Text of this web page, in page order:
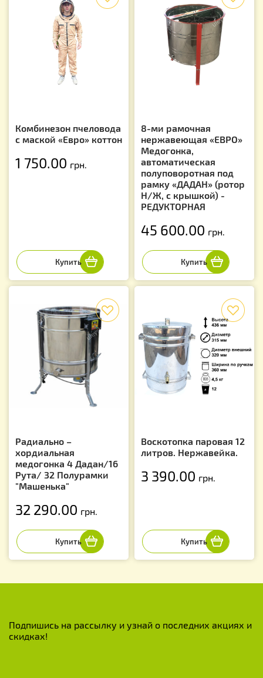
Комбинезон пчеловода
с маской «Евро» коттон
1 750.00 грн.
8-ми рамочная
нержавеющая «ЕВРО»
Медогонка,
автоматическая
полуповоротная под
рамку «ДАДАН» (ротор
Н/Ж, с крышкой) -
РЕДУКТОРНАЯ
45 600.00 грн.
Радиально –
хордиальная
медогонка 4 Дадан/16
Рута/ 32 Полурамки
"Машенька"
32 290.00 грн.
Воскотопка паровая 12
литров. Нержавейка.
3 390.00 грн.
Подпишись на рассылку и узнай о последних акциях и
скидках!